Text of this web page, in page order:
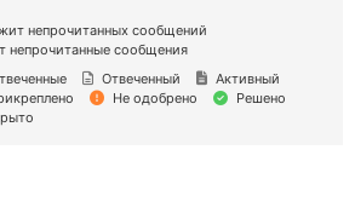
непрочитанных сообщений
сообщения
Отвеченный
Активный
Не одобрено
Решено